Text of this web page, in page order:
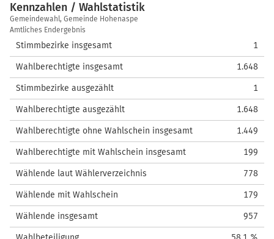
Kennzahlen / Wahlstatistik
Kennzahlen
/
Wahlstatistik
Gemeindewahl, Gemeinde Hohenaspe
Amtliches Endergebnis
Stimmbezirke insgesamt 1
Wahlberechtigte insgesamt 1.648
Stimmbezirke ausgezählt 1
Wahlberechtigte ausgezählt 1.648
Wahlberechtigte ohne Wahlschein insgesamt 1.449
Wahlberechtigte mit Wahlschein insgesamt 199
Wählende laut Wählerverzeichnis 778
Wählende mit Wahlschein 179
Wählende insgesamt 957